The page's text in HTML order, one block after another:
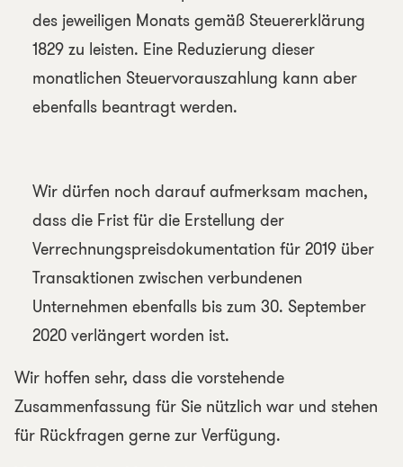
des jeweiligen Monats gemäß Steuererklärung
1829 zu leisten. Eine Reduzierung dieser
monatlichen Steuervorauszahlung kann aber
ebenfalls beantragt werden.
Wir dürfen noch darauf aufmerksam machen,
dass die Frist für die Erstellung der
Verrechnungspreisdokumentation für 2019 über
Transaktionen zwischen verbundenen
Unternehmen ebenfalls bis zum 30. September
2020 verlängert worden ist.
Wir hoffen sehr, dass die vorstehende
Zusammenfassung für Sie nützlich war und stehen
für Rückfragen gerne zur Verfügung.